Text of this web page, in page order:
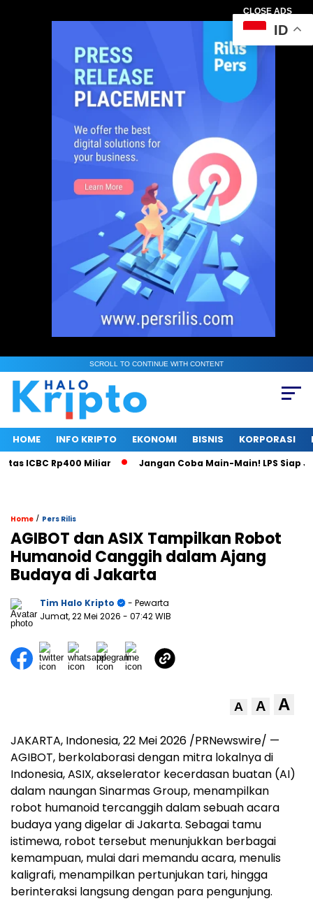
CLOSE ADS
SCROLL TO CONTINUE WITH CONTENT
HOME INFO KRIPTO EKONOMI BISNIS KORPORASI
Rp400 Miliar Jangan Coba Main-Main! LPS Siap Jadi
Home / Pers Rilis
AGIBOT dan ASIX Tampilkan Robot
Humanoid Canggih dalam Ajang
Budaya di Jakarta
Tim Halo Kripto
- Pewarta
Jumat, 22 Mei 2026 - 07:42 WIB
A A A
JAKARTA, Indonesia, 22 Mei 2026 /PRNewswire/ —
AGIBOT, berkolaborasi dengan mitra lokalnya di
Indonesia, ASIX, akselerator kecerdasan buatan (AI)
dalam naungan Sinarmas Group, menampilkan
robot humanoid tercanggih dalam sebuah acara
budaya yang digelar di Jakarta. Sebagai tamu
istimewa, robot tersebut menunjukkan berbagai
kemampuan, mulai dari memandu acara, menulis
kaligrafi, menampilkan pertunjukan tari, hingga
berinteraksi langsung dengan para pengunjung.
ID